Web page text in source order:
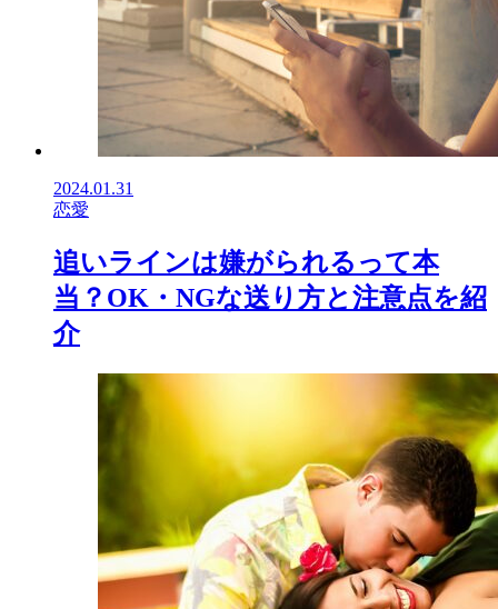
2024.01.31
恋愛
追いラインは嫌がられるって本
当？OK・NGな送り方と注意点を紹
介